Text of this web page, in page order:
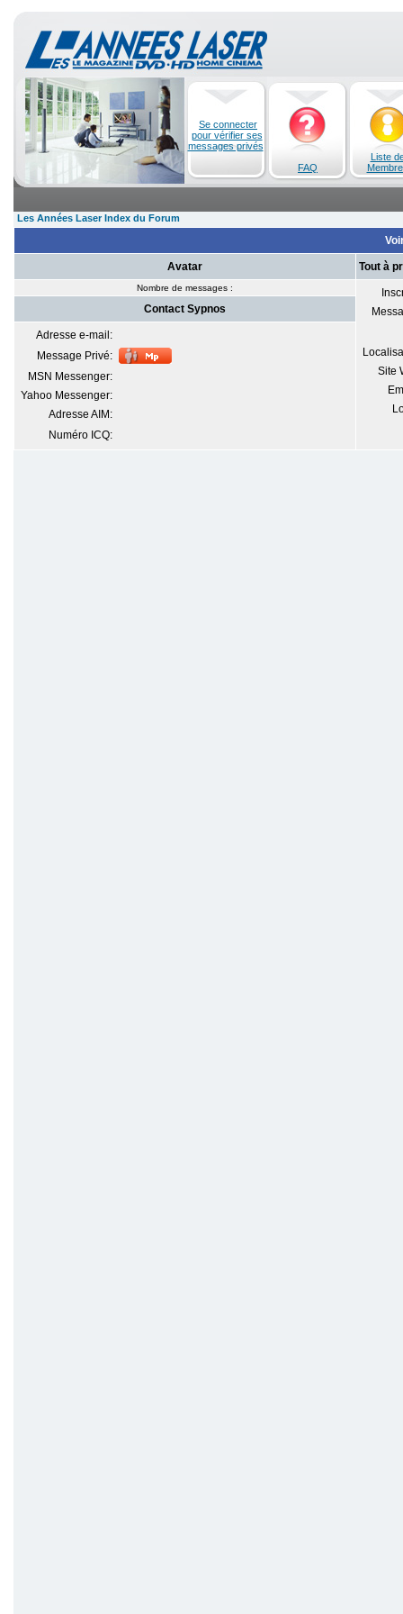
Se connecter
pour vérifier ses
messages privés
FAQ
Liste
Les Années Laser Index du Forum
Avatar Tout à
Nombre de messages :
Site
Contact Sypnos
Adresse e-mail:
Message Privé:
MSN Messenger:
Yahoo Messenger:
Adresse AIM:
Numéro ICQ: